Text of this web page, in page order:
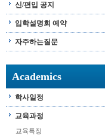
신/편입 공지
입학설명회 예약
자주하는질문
Academics
학사일정
교육과정
교육특징